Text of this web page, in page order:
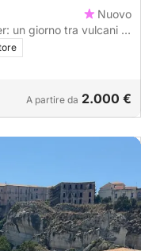
Nuovo
un giorno tra vulcani e
A partire da 2.000 €